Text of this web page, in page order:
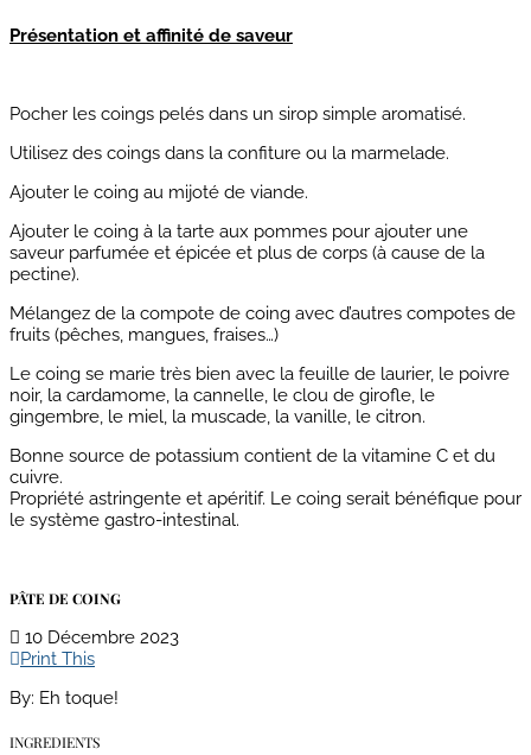
Présentation et affinité de saveur
Pocher les coings pelés dans un sirop simple aromatisé.
Utilisez des coings dans la confiture ou la marmelade.
Ajouter le coing au mijoté de viande.
Ajouter le coing à la tarte aux pommes pour ajouter une
saveur parfumée et épicée et plus de corps (à cause de la
pectine).
Mélangez de la compote de coing avec d’autres compotes de
fruits (pêches, mangues, fraises…)
Le coing se marie très bien avec la feuille de laurier, le poivre
noir, la cardamome, la cannelle, le clou de girofle, le
gingembre, le miel, la muscade, la vanille, le citron.
Bonne source de potassium contient de la vitamine C et du
cuivre.
Propriété astringente et apéritif. Le coing serait bénéfique pour
le système gastro-intestinal.
PÂTE DE COING
10 Décembre 2023
Print This
By: Eh toque!
INGREDIENTS